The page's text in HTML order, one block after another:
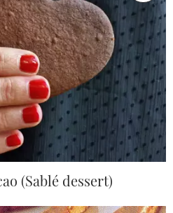
(Sablé dessert)